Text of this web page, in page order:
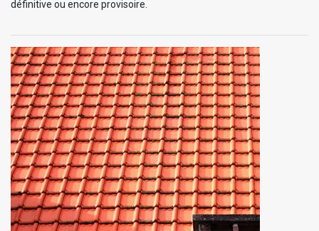
définitive ou encore provisoire.